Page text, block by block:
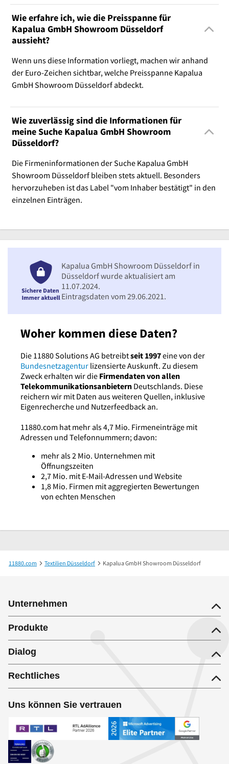
Wie erfahre ich, wie die Preisspanne für
Kapalua GmbH Showroom Düsseldorf
aussieht?
Wenn uns diese Information vorliegt, machen wir anhand
der Euro-Zeichen sichtbar, welche Preisspanne Kapalua
GmbH Showroom Düsseldorf abdeckt.
Wie zuverlässig sind die Informationen für
meine Suche Kapalua GmbH Showroom
Düsseldorf?
Die Firmeninformationen der Suche Kapalua GmbH
Showroom Düsseldorf bleiben stets aktuell. Besonders
hervorzuheben ist das Label "vom Inhaber bestätigt" in den
einzelnen Einträgen.
Woher kommen diese Daten?
Die 11880 Solutions AG betreibtseit 1997eine von der
Bundesnetzagentur lizensierte Auskunft. Zu diesem
Zweck erhalten wir die Firmendaten von allen
Telekommunikationsanbietern Deutschlands. Diese
reichern wir mit Daten aus weiteren Quellen, inklusive
Eigenrecherche und Nutzerfeedback an.
11880.com hat mehr als 4,7 Mio. Firmeneinträge mit
Adressen und Telefonnummern; davon:
mehr als 2 Mio. Unternehmen mit
Öffnungszeiten
2,7 Mio. mit E-Mail-Adressen und Website
1,8 Mio. Firmen mit aggregierten Bewertungen
von echten Menschen
Kapalua GmbH Showroom Düsseldorf in
Düsseldorf wurde aktualisiert am
11.07.2024.
Eintragsdaten vom 29.06.2021.
11880.com Textilien Düsseldorf Kapalua GmbH Showroom Düsseldorf
Unternehmen
Produkte
Dialog
Rechtliches
Uns können Sie vertrauen